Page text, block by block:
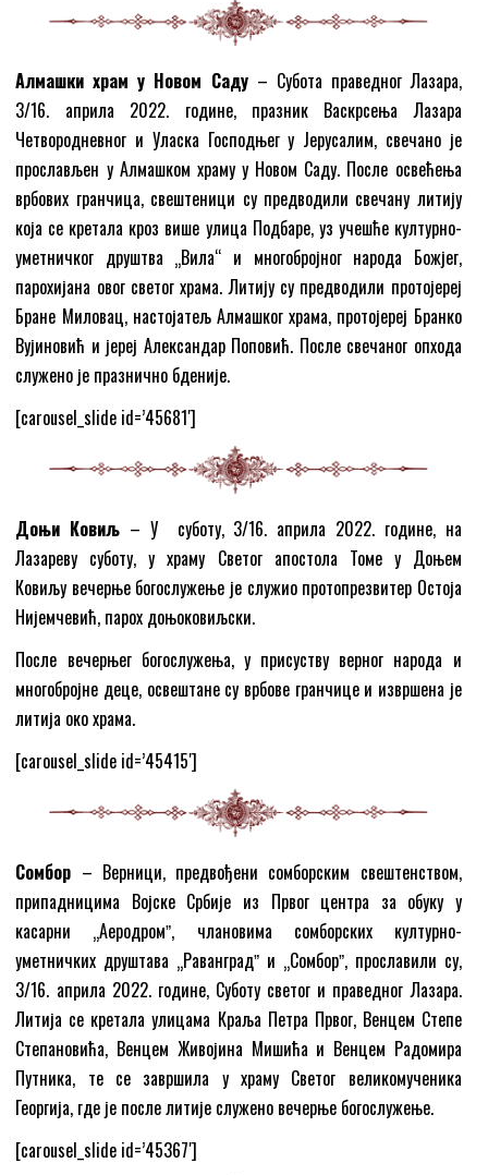
Алмашки храм у Новом Саду– Субота праведног Лазара,
3/16. априла 2022. године, празник Васкрсења Лазара
Четвородневног и Уласка Господњег у Јерусалим, свечано је
прослављен у Алмашком храму у Новом Саду. После освећења
врбових гранчица, свештеници су предводили свечану литију
која се кретала кроз више улица Подбаре, уз учешће културно-
уметничког друштва „Вила“ и многобројног народа Божјег,
парохијана овог светог храма. Литију су предводили протојереј
Бране Миловац, настојатељ Алмашког храма, протојереј Бранко
Вујиновић и јереј Александар Поповић. После свечаног опхода
служено је празнично бденије.
[carousel_slide id=’45681′]
Доњи Ковиљ – У суботу, 3/16. априла 2022. године, на
Лазареву суботу, у храму Светог апостола Томе у Доњем
Ковиљу вечерње богослужење је служио протопрезвитер Остоја
Нијемчевић, парох доњоковиљски.
После вечерњег богослужења, у присуству верног народа и
многобројне деце, освештане су врбове гранчице и извршена је
литија око храма.
[carousel_slide id=’45415′]
Сомбор – Верници, предвођени сомборским свештенством,
припадницима Војске Србије из Првог центра за обуку у
касарни „Аеродромˮ, члановима сомборских културно-
уметничких друштава „Раванградˮ и „Сомборˮ, прославили су,
3/16. априла 2022. године, Суботу светог и праведног Лазара.
Литија се кретала улицама Краља Петра Првог, Венцем Степе
Степановића, Венцем Живојина Мишића и Венцем Радомира
Путника, те се завршила у храму Светог великомученика
Георгија, где је после литије служено вечерње богослужење.
[carousel_slide id=’45367′]